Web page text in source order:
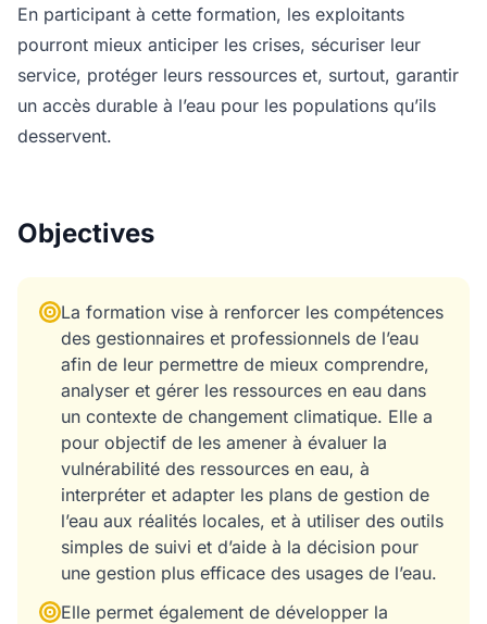
En participant à cette formation, les exploitants
pourront mieux anticiper les crises, sécuriser leur
service, protéger leurs ressources et, surtout, garantir
un accès durable à l’eau pour les populations qu’ils
desservent.
Objectives
La formation vise à renforcer les compétences
des gestionnaires et professionnels de l’eau
afin de leur permettre de mieux comprendre,
analyser et gérer les ressources en eau dans
un contexte de changement climatique. Elle a
pour objectif de les amener à évaluer la
vulnérabilité des ressources en eau, à
interpréter et adapter les plans de gestion de
l’eau aux réalités locales, et à utiliser des outils
simples de suivi et d’aide à la décision pour
une gestion plus efficace des usages de l’eau.
Elle permet également de développer la